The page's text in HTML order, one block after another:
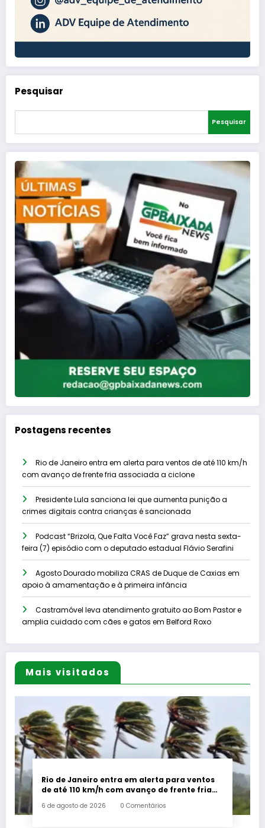
Pesquisar
Pesquisar
Postagens recentes
Rio de Janeiro entra em alerta para ventos de até 110 km/h
com avanço de frente fria associada a ciclone
Presidente Lula sanciona lei que aumenta punição a
crimes digitais contra crianças é sancionada
Podcast “Brizola, Que Falta Você Faz” grava nesta sexta-
feira (7) episódio com o deputado estadual Flávio Serafini
Agosto Dourado mobiliza CRAS de Duque de Caxias em
apoio à amamentação e à primeira infância
Castramóvel leva atendimento gratuito ao Bom Pastor e
amplia cuidado com cães e gatos em Belford Roxo
Mais visitados
Rio de Janeiro entra em alerta para ventos
de até 110 km/h com avanço de frente fria
6 de agosto de 2026 0 Comentários